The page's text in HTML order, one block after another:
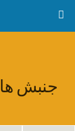
جنبش